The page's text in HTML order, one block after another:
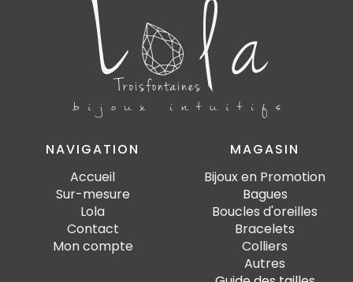
NAVIGATION
Accueil
Sur-mesure
Lola
Contact
Mon compte
MAGASIN
Bijoux en Promotion
Bagues
Boucles d'oreilles
Bracelets
Colliers
Autres